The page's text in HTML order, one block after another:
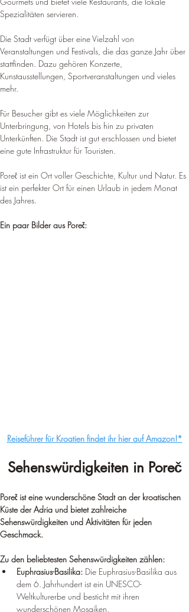
Spezialitäten servieren.
Die Stadt verfügt über eine Vielzahl von
Veranstaltungen und Festivals, die das ganze Jahr über
stattfinden. Dazu gehören Konzerte,
Kunstausstellungen, Sportveranstaltungen und vieles
mehr.
Für Besucher gibt es viele Möglichkeiten zur
Unterbringung, von Hotels bis hin zu privaten
Unterkünften. Die Stadt ist gut erschlossen und bietet
eine gute Infrastruktur für Touristen.
Poreč ist ein Ort voller Geschichte, Kultur und Natur. Es
ist ein perfekter Ort für einen Urlaub in jedem Monat
des Jahres.
Ein paar Bilder aus Poreč:
Reiseführer für Kroatien findet ihr hier auf Amazon!*
Sehenswürdigkeiten in Poreč
Poreč ist eine wunderschöne Stadt an der kroatischen
Küste der Adria und bietet zahlreiche
Sehenswürdigkeiten und Aktivitäten für jeden
Geschmack.
Zu den beliebtesten Sehenswürdigkeiten zählen:
Euphrasius-Basilika: Die Euphrasius-Basilika aus
dem 6. Jahrhundert ist ein UNESCO-
Weltkulturerbe und besticht mit ihren
wunderschönen Mosaiken.